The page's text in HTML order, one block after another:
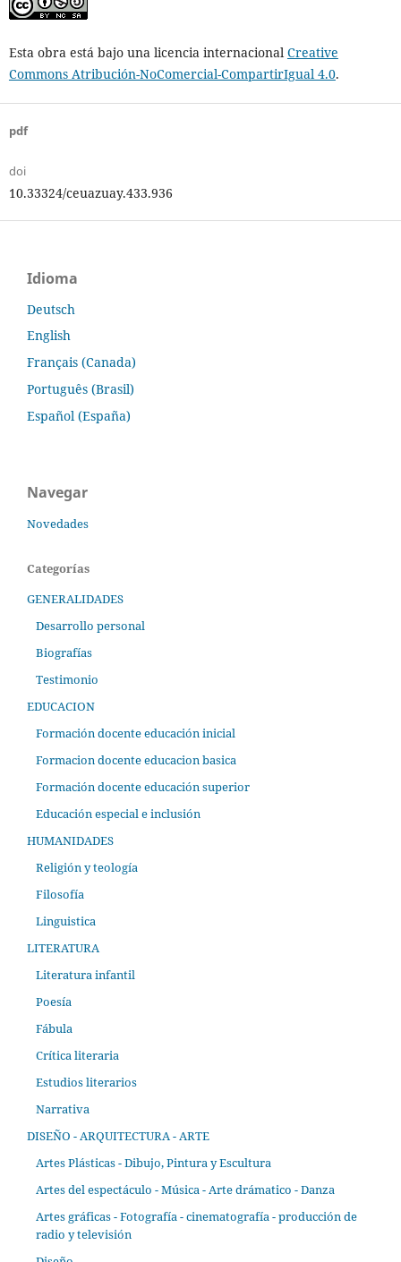
Esta obra está bajo una licencia internacional Creative
Commons Atribución-NoComercial-CompartirIgual 4.0.
pdf
doi
10.33324/ceuazuay.433.936
Idioma
Deutsch
English
Français (Canada)
Português (Brasil)
Español (España)
Navegar
Novedades
Categorías
GENERALIDADES
Desarrollo personal
Biografías
Testimonio
EDUCACION
Formación docente educación inicial
Formacion docente educacion basica
Formación docente educación superior
Educación especial e inclusión
HUMANIDADES
Religión y teología
Filosofía
Linguistica
LITERATURA
Literatura infantil
Poesía
Fábula
Crítica literaria
Estudios literarios
Narrativa
DISEÑO - ARQUITECTURA - ARTE
Artes Plásticas - Dibujo, Pintura y Escultura
Artes del espectáculo - Música - Arte drámatico - Danza
Artes gráficas - Fotografía - cinematografía - producción de
radio y televisión